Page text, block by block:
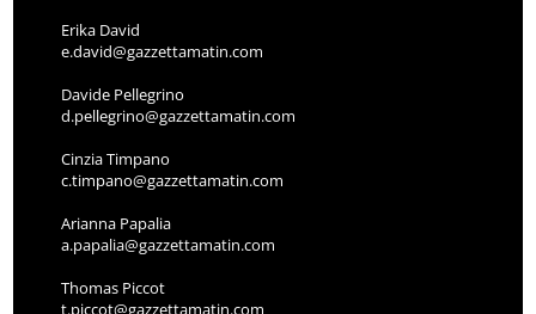
Erika David
e.david@gazzettamatin.com
Davide Pellegrino
d.pellegrino@gazzettamatin.com
Cinzia Timpano
c.timpano@gazzettamatin.com
Arianna Papalia
a.papalia@gazzettamatin.com
Thomas Piccot
t.piccot@gazzettamatin.com